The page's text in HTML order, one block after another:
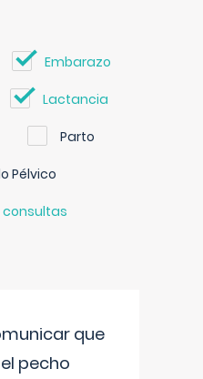
Embarazo
Lactancia
Parto
Pélvico
consultas
que
pecho